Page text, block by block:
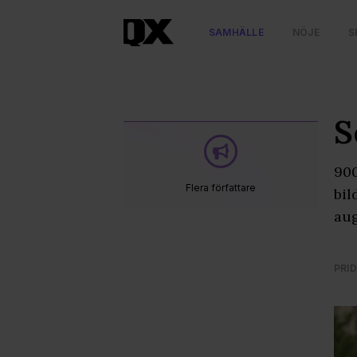
SAMHÄLLE NÖJE
Flera författare